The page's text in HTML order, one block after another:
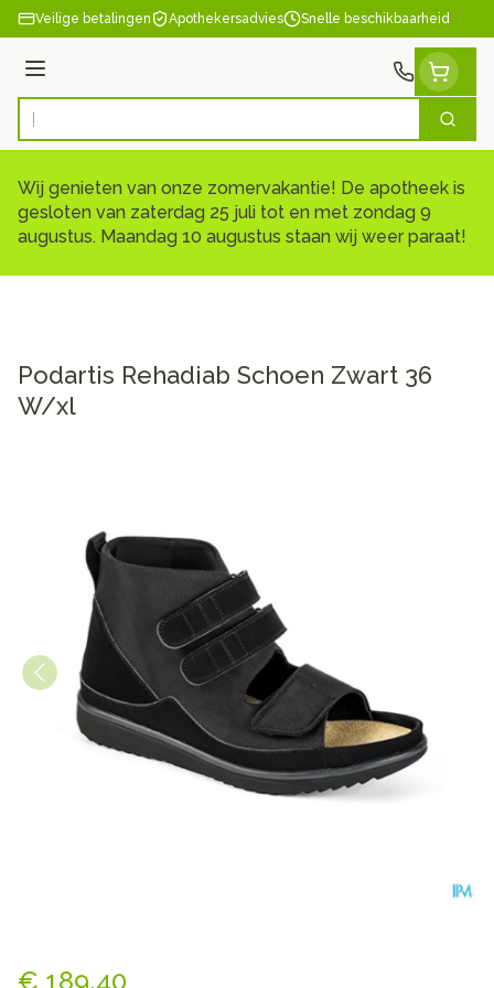
Ga naar de inhoud
Veilige betalingen Apothekersadvies Snelle beschikbaarheid
Menu
Product, merk, categorie... Zoek
Wij genieten van onze zomervakantie! De apotheek is
gesloten van zaterdag 25 juli tot en met zondag 9
augustus. Maandag 10 augustus staan wij weer paraat!
Podartis Rehadiab Schoen Zwart 36
W/xl
€ 189,40